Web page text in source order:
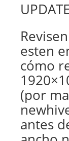
esten
cómo
(por
antes